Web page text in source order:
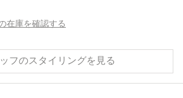
在庫を確認する
フのスタイリングを見る